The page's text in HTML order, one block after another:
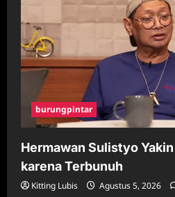
burungpintar
Hermawan Sulistyo
karena Terbunuh
Kitting Lubis Agustus 5, 2026